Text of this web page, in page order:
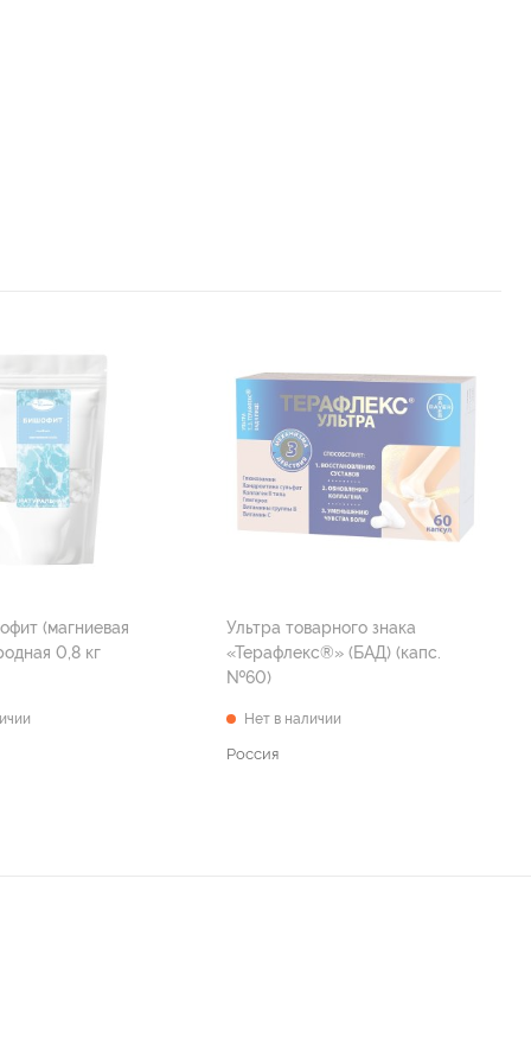
(магниевая
0,8 кг
Ультра товарного знака
«Терафлекс®» (БАД) (капс.
№60)
Нет в наличии
Россия